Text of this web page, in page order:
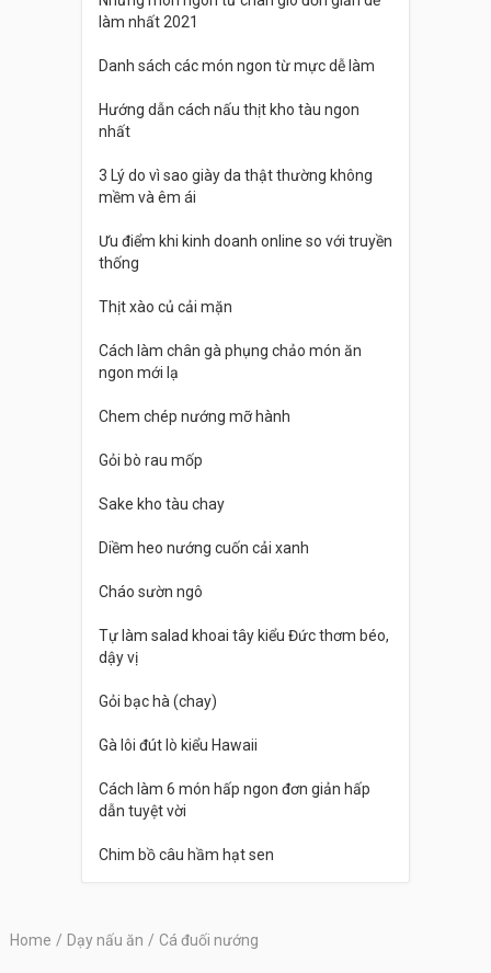
làm nhất 2021
Danh sách các món ngon từ mực dễ làm
Hướng dẫn cách nấu thịt kho tàu ngon
nhất
3 Lý do vì sao giày da thật thường không
mềm và êm ái
Ưu điểm khi kinh doanh online so với truyền
thống
Thịt xào củ cải mặn
Cách làm chân gà phụng chảo món ăn
ngon mới lạ
Chem chép nướng mỡ hành
Gỏi bò rau mốp
Sake kho tàu chay
Diềm heo nướng cuốn cải xanh
Cháo sườn ngô
Tự làm salad khoai tây kiểu Đức thơm béo,
dậy vị
Gỏi bạc hà (chay)
Gà lôi đút lò kiểu Hawaii
Cách làm 6 món hấp ngon đơn giản hấp
dẫn tuyệt vời
Chim bồ câu hầm hạt sen
Home / Dạy nấu ăn / Cá đuối nướng